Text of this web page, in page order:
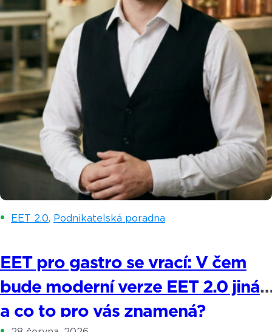
EET 2.0, Podnikatelská poradna
EET pro gastro se vrací: V čem
bude moderní verze EET 2.0 jiná
a co to pro vás znamená?